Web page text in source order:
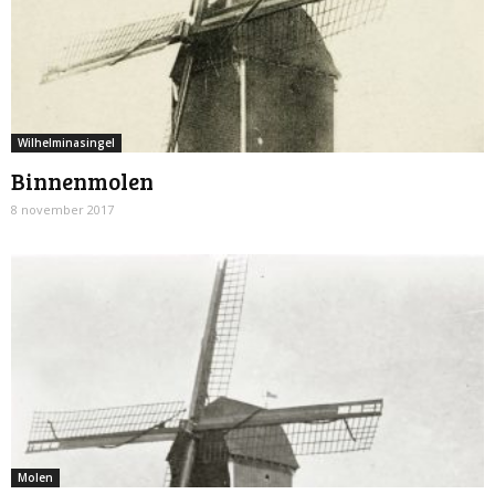
Wilhelminasingel
Binnenmolen
8 november 2017
Molen